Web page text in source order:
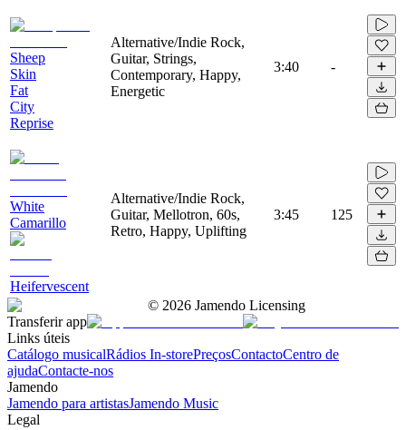
Sheep
Skin
Fat
City
Reprise
Alternative/Indie Rock,
Guitar, Strings,
Contemporary, Happy,
Energetic
3:40 -
White
Camarillo
Heifervescent
Alternative/Indie Rock,
Guitar, Mellotron, 60s,
Retro, Happy, Uplifting
3:45 125
© 2026 Jamendo Licensing
Transferir app
Links úteis
Catálogo musicalRádios In-storePreçosContactoCentro de
ajudaContacte-nos
Jamendo
Jamendo para artistasJamendo Music
Legal